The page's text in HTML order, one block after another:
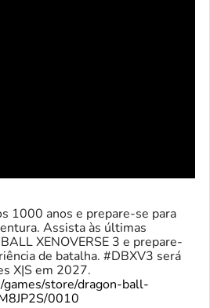
1000 anos e prepare-se para
Assista às últimas
XENOVERSE 3 e prepare-
de batalha. #DBXV3 será
X|S em 2027.
store/dragon-ball-
0010